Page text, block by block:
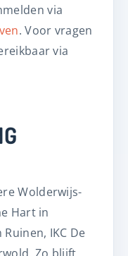
via
. Voor vragen
via
Wolderwijs-
Hart in
IKC De